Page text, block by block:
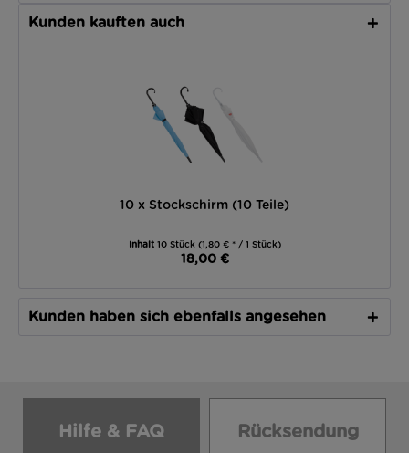
Kunden kauften auch
10 x Stockschirm (10 Teile)
Inhalt 10 Stück (1,80 € * / 1 Stück)
18,00 €
Kunden haben sich ebenfalls angesehen
Hilfe & FAQ Rücksendung